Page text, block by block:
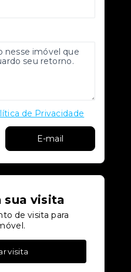
de Privacidade
E-mail
sua visita
de visita para
visita